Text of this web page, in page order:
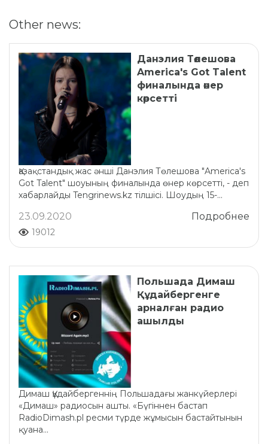
Other news:
Данэлия Төлешова
America's Got Talent
финалында өнер
көрсетті
Қазақстандық жас әнші Данэлия Төлешова "America's
Got Talent" шоуының финалында өнер көрсетті, - деп
хабарлайды Tengrinews.kz тілшісі. Шоудың 15-...
Подробнее
23.09.2020
19012
Польшада Димаш
Құдайбергенге
арналған радио
ашылды
Димаш Құдайбергеннің Польшадағы жанкүйерлері
«Димаш» радиосын ашты. «Бүгіннен бастап
RadioDimash.pl ресми түрде жұмысын бастайтынын
қуана...